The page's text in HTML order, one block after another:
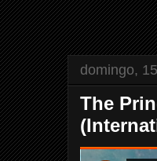
domingo,
The